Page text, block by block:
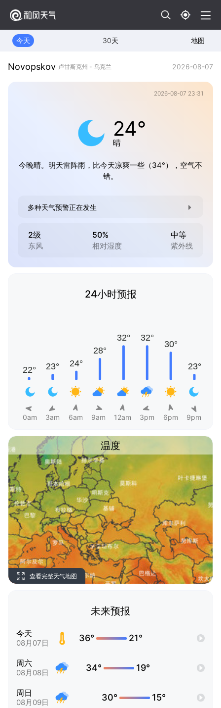
今天 30天 地图
Novopskov 卢甘斯克州 - 乌克兰 2026-08-07
2026-08-07 23:31
24°
晴
今晚晴。明天雷阵雨，比今天凉爽一些（34°），空气不
错。
多种天气预警正在发生
2级
东风
50%
相对湿度
中等
紫外线
24小时预报
0am 3am 6am 9am 12am 3pm 6pm 9pm
温度
查看完整天气地图
未来预报
今天
08月07日 36° 21°
周六
08月08日 34° 19°
周日
08月09日 30° 15°